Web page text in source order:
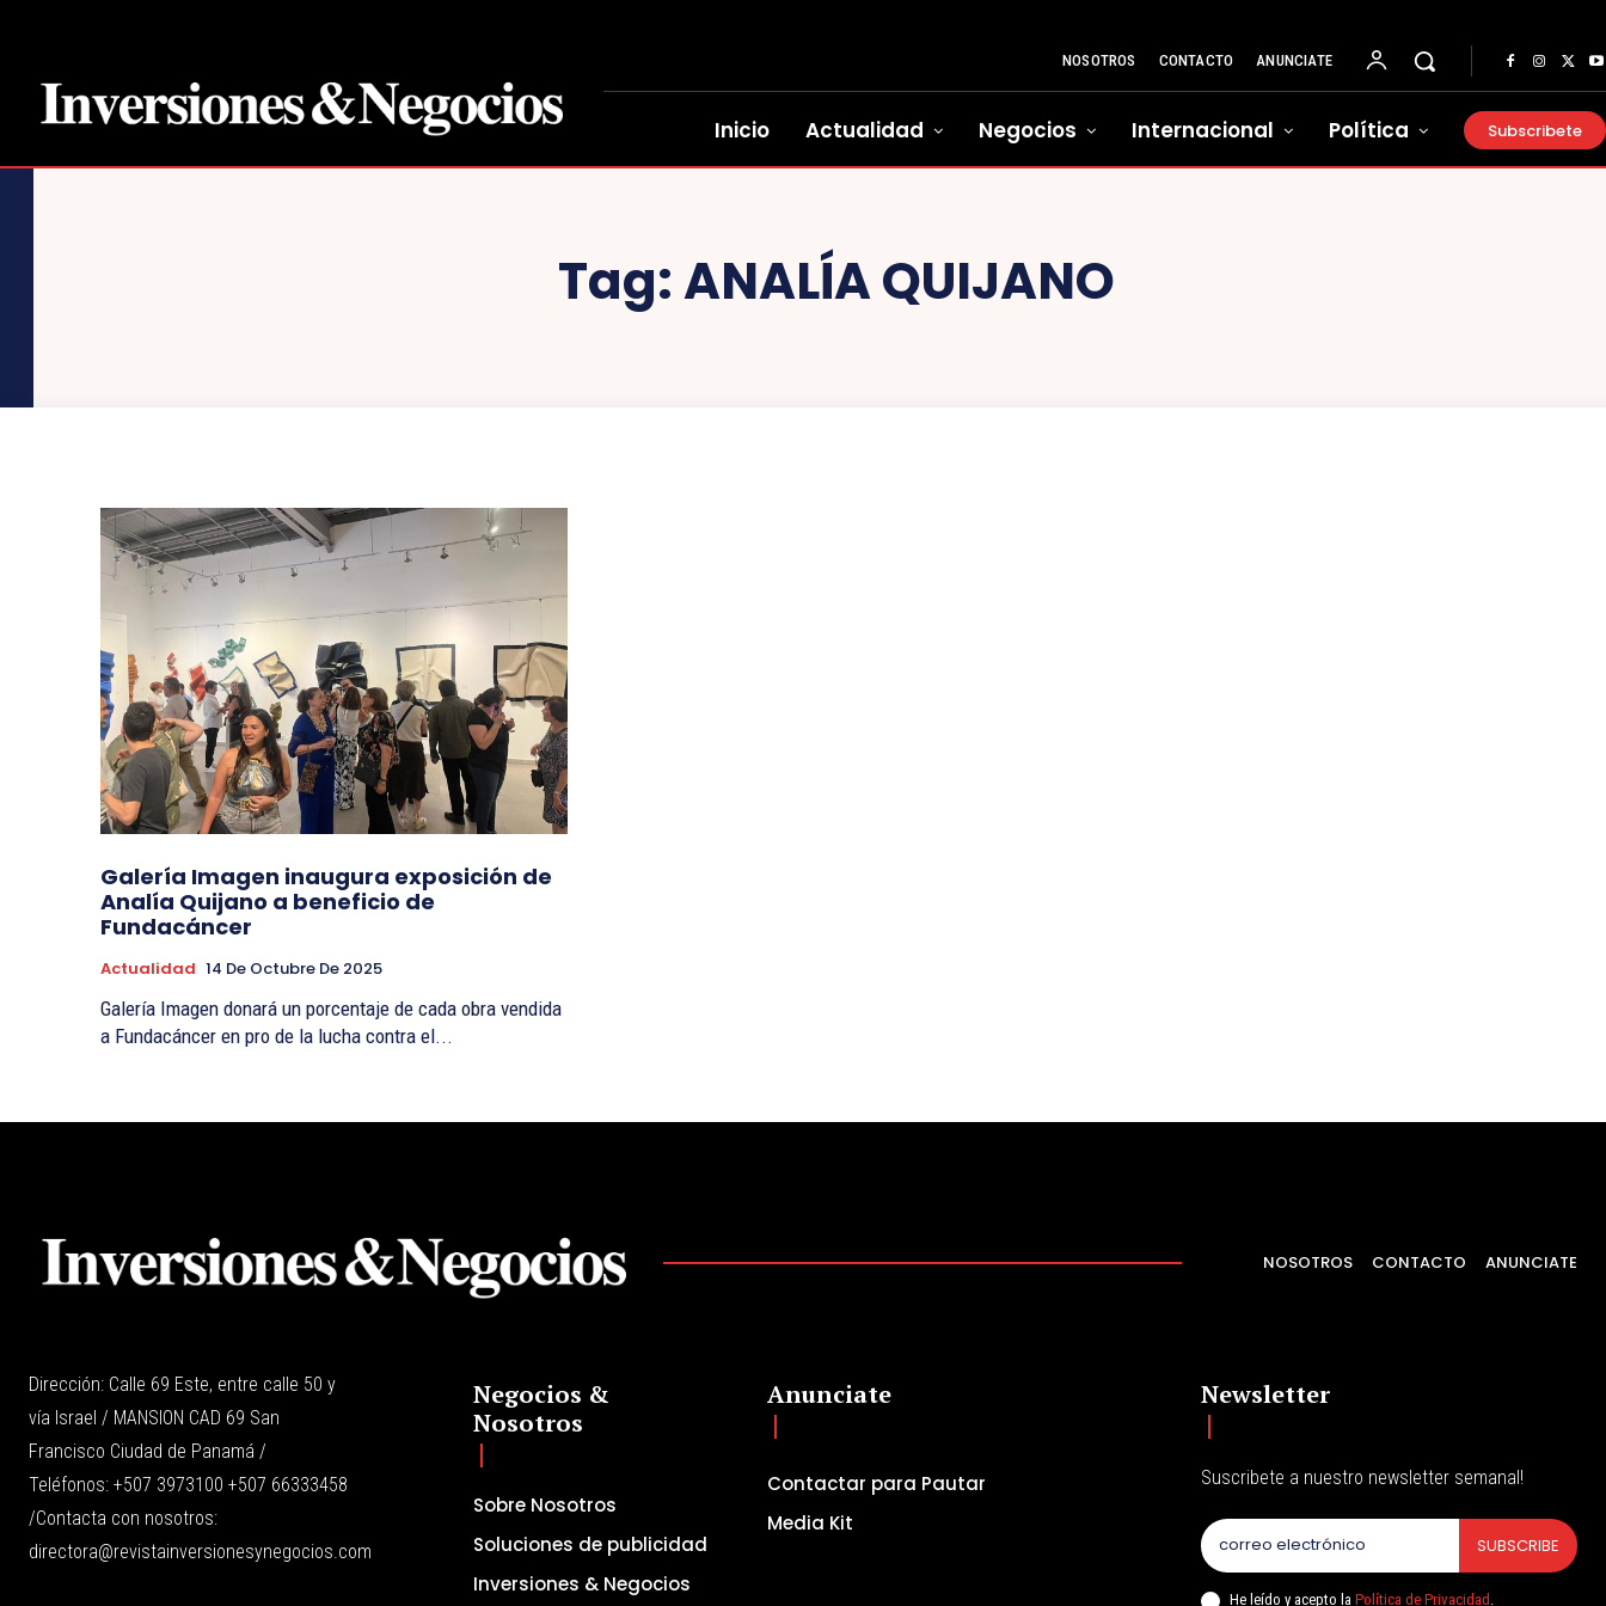
NOSOTROS CONTACTO ANUNCIATE
Inicio Actualidad Negocios Internacional Política Subscribete
Tag:ANALÍA QUIJANO
Galería Imagen inaugura exposición de
Analía Quijano a beneficio de
Fundacáncer
Actualidad 14 De Octubre De 2025
Galería Imagen donará un porcentaje de cada obra vendida
a Fundacáncer en pro de la lucha contra el...
NOSOTROS CONTACTO ANUNCIATE
Dirección: Calle 69 Este, entre calle 50 y
vía Israel / MANSION CAD 69 San
Francisco Ciudad de Panamá /
Teléfonos: +507 3973100 +507 66333458
/Contacta con nosotros:
directora@revistainversionesynegocios.com
Negocios &
Nosotros
Sobre Nosotros
Soluciones de publicidad
Inversiones & Negocios
Anunciate
Contactar para Pautar
Media Kit
Newsletter
Suscribete a nuestro newsletter semanal!
SUBSCRIBE
He leído y acepto laPolítica de Privacidad .